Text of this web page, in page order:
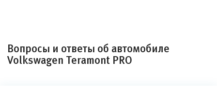
Вопросы и ответы об автомобиле
Volkswagen Teramont PRO